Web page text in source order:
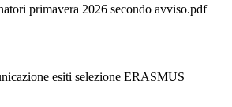
primavera 2026 secondo avviso.pdf
esiti selezione ERASMUS